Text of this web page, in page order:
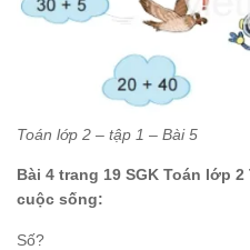
Toán lớp 2 – tập 1 – Bài 5
Bài 4 trang 19 SGK Toán lớp
cuộc sống:
Số?